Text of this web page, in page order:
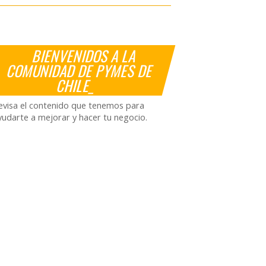
BIENVENIDOS A LA
COMUNIDAD DE PYMES DE
CHILE_
el contenido que tenemos para
a mejorar y hacer tu negocio.